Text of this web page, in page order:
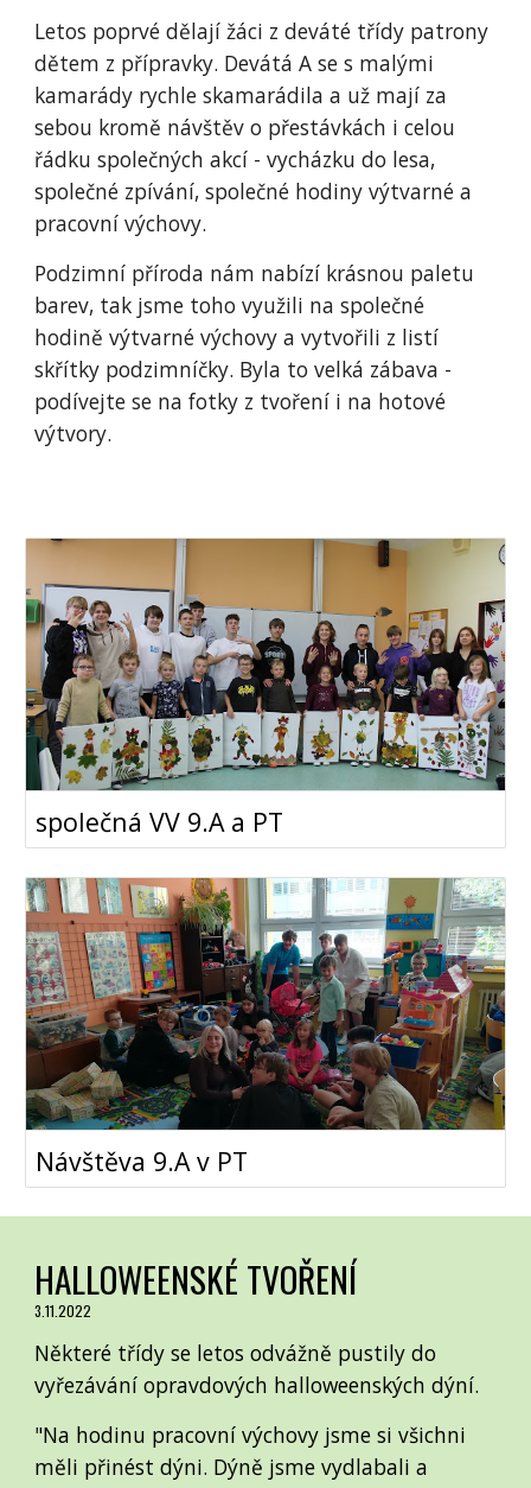
Letos poprvé dělají žáci z deváté třídy patrony
dětem z přípravky. Devátá A se s malými
kamarády rychle skamarádila a už mají za
sebou kromě návštěv o přestávkách i celou
řádku společných akcí - vycházku do lesa,
společné zpívání, společné hodiny výtvarné a
pracovní výchovy.
Podzimní příroda nám nabízí krásnou paletu
barev, tak jsme toho využili na společné
hodině výtvarné výchovy a vytvořili z listí
skřítky podzimníčky. Byla to velká zábava -
podívejte se na fotky z tvoření i na hotové
výtvory.
společná VV 9.A a PT
Návštěva 9.A v PT
HALLOWEENSKÉ TVOŘENÍ
3.11.2022
Některé třídy se letos odvážně pustily do
vyřezávání opravdových halloweenských dýní.
"Na hodinu pracovní výchovy jsme si všichni
měli přinést dýni. Dýně jsme vydlabali a